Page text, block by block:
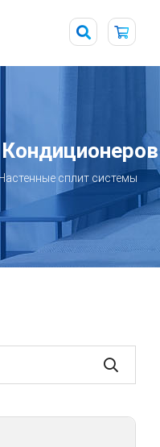
Настенные сплит системы